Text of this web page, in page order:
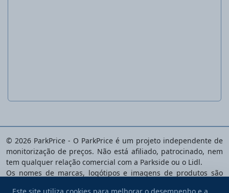
© 2026 ParkPrice - O ParkPrice é um projeto independente de
monitorização de preços. Não está afiliado, patrocinado, nem
tem qualquer relação comercial com a Parkside ou o Lidl.
Os nomes de marcas, logótipos e imagens de produtos são